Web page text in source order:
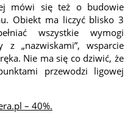
mówi się też o budowie
Obiekt ma liczyć blisko 3
wszystkie wymogi
z „nazwiskami”, wsparcie
Nie ma się co dziwić, że
przewodzi ligowej
– 40%.